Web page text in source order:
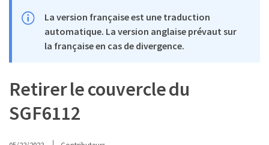
La version française est une traduction
automatique. La version anglaise prévaut sur
la française en cas de divergence.
Retirer le couvercle du
SGF6112